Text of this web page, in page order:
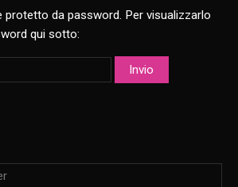
protetto da password. Per visualizzarlo
qui sotto: